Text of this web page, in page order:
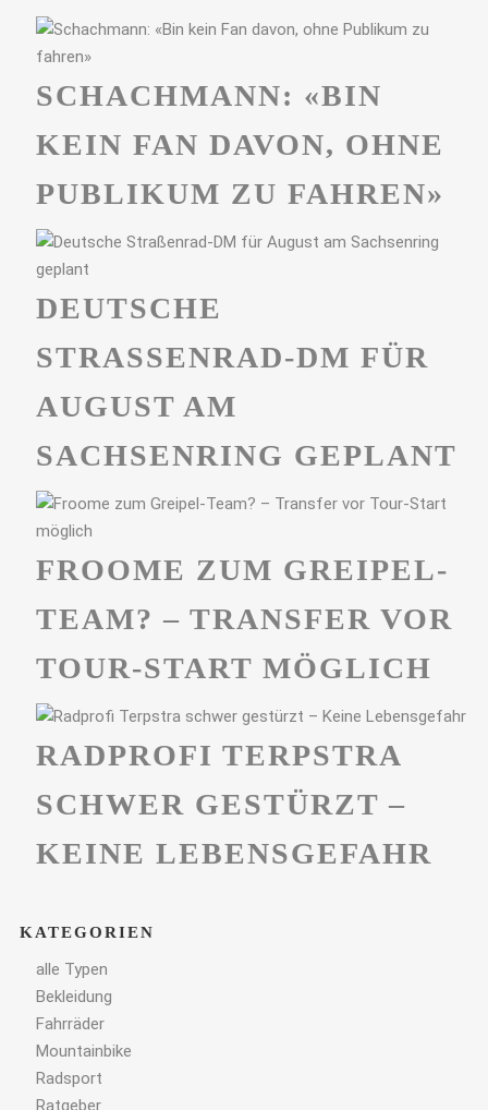
SCHACHMANN: «BIN
KEIN FAN DAVON, OHNE
PUBLIKUM ZU FAHREN»
DEUTSCHE
STRASSENRAD-DM FÜR A
UGUST AM S
ACHSENRING GEPLANT
FROOME ZUM GREIPEL-
TEAM? – TRANSFER VOR
TOUR-START MÖGLICH
RADPROFI TERPSTRA
SCHWER GESTÜRZT –
KEINE LEBENSGEFAHR
KATEGORIEN
alle Typen
Bekleidung
Fahrräder
Mountainbike
Radsport
Ratgeber